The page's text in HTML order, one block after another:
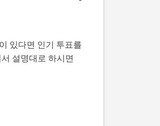
있다면 인기 투표를
설명대로 하시면